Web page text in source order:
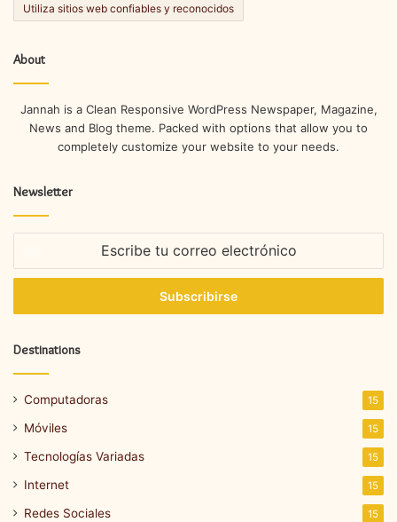
Utiliza sitios web confiables y reconocidos
About
Jannah is a Clean Responsive WordPress Newspaper, Magazine,
News and Blog theme. Packed with options that allow you to
completely customize your website to your needs.
Newsletter
correo
Destinations
Computadoras 15
Móviles 15
Tecnologías Variadas 15
Internet 15
Redes Sociales 15